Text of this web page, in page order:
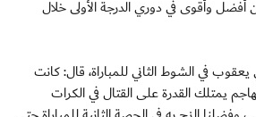
أفضل وأقوى في دوري الدرجة الأولى خلال
في الشوط الثاني للمباراة، قال: كانت
يمتلك القدرة على القتال في الكرات